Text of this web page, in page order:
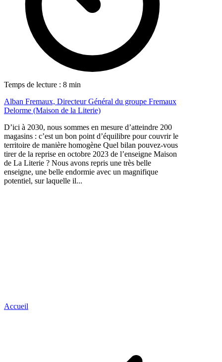
Temps de lecture : 8 min
Alban Fremaux, Directeur Général du groupe Fremaux
Delorme (Maison de la Literie)
D’ici à 2030, nous sommes en mesure d’atteindre 200
magasins : c’est un bon point d’équilibre pour couvrir le
territoire de manière homogène Quel bilan pouvez-vous
tirer de la reprise en octobre 2023 de l’enseigne Maison
de La Literie ? Nous avons repris une très belle
enseigne, une belle endormie avec un magnifique
potentiel, sur laquelle il...
Accueil